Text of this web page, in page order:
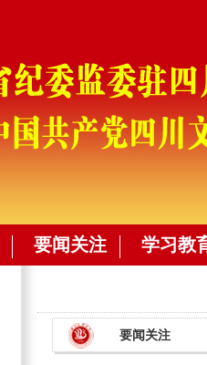
要闻关注 学习教
要闻关注